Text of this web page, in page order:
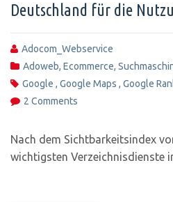
Deutschland für die
Adocom_Webservice
Adoweb, Ecommerce,
Google , Google Maps , Google
2 Comments
Nach dem Sichtbarkeitsindex
wichtigsten Verzeichnisdienste